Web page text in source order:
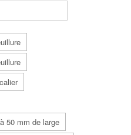
50 mm de large